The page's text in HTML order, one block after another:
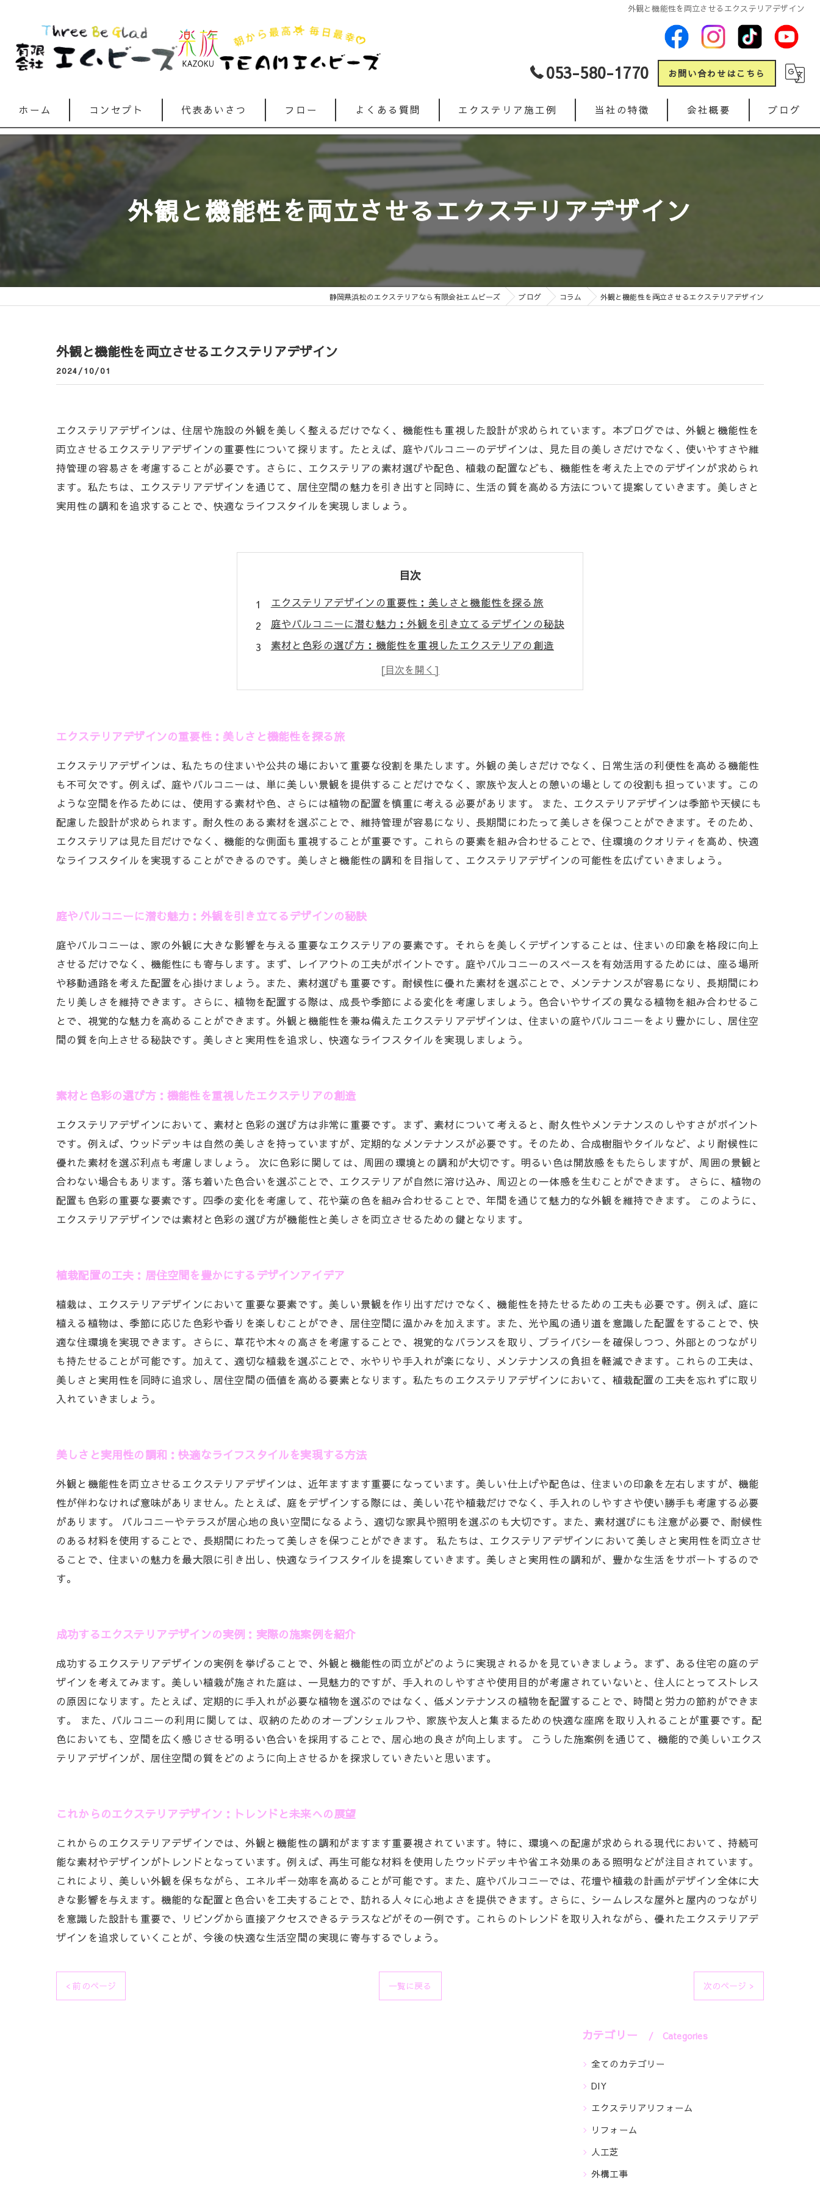
外観と機能性を両立させるエクステリアデザイン
053-580-1770 お問い合わせはこちら
ホーム コンセプト 代表あいさつ フロー よくある質問 エクステリア施工例 当社の特徴
ガレージ
人工芝
インターロッキング
会社概要 ブログ
外観と機能性を両立させるエクステリアデザイン
静岡県浜松のエクステリアなら有限会社エムビーズ ブログ コラム 外観と機能性を両立させるエクステリアデザイン
外観と機能性を両立させるエクステリアデザイン
2024/10/01
エクステリアデザインは、住居や施設の外観を美しく整えるだけでなく、機能性も重視した設計が求められています。本ブログでは、外観と機能性を
両立させるエクステリアデザインの重要性について探ります。たとえば、庭やバルコニーのデザインは、見た目の美しさだけでなく、使いやすさや維
持管理の容易さを考慮することが必要です。さらに、エクステリアの素材選びや配色、植栽の配置なども、機能性を考えた上でのデザインが求められ
ます。私たちは、エクステリアデザインを通じて、居住空間の魅力を引き出すと同時に、生活の質を高める方法について提案していきます。美しさと
実用性の調和を追求することで、快適なライフスタイルを実現しましょう。
目次
エクステリアデザインの重要性：美しさと機能性を探る旅
庭やバルコニーに潜む魅力：外観を引き立てるデザインの秘訣
素材と色彩の選び方：機能性を重視したエクステリアの創造
植栽配置の工夫：居住空間を豊かにするデザインアイデア
美しさと実用性の調和：快適なライフスタイルを実現する方法
これからのエクステリアデザイン：トレンドと未来への展望
エクステリアデザインの重要性：美しさと機能性を探る旅
エクステリアデザインは、私たちの住まいや公共の場において重要な役割を果たします。外観の美しさだけでなく、日常生活の利便性を高める機能性
も不可欠です。例えば、庭やバルコニーは、単に美しい景観を提供することだけでなく、家族や友人との憩いの場としての役割も担っています。この
ような空間を作るためには、使用する素材や色、さらには植物の配置を慎重に考える必要があります。 また、エクステリアデザインは季節や天候にも
配慮した設計が求められます。耐久性のある素材を選ぶことで、維持管理が容易になり、長期間にわたって美しさを保つことができます。そのため、
エクステリアは見た目だけでなく、機能的な側面も重視することが重要です。これらの要素を組み合わせることで、住環境のクオリティを高め、快適
なライフスタイルを実現することができるのです。美しさと機能性の調和を目指して、エクステリアデザインの可能性を広げていきましょう。
庭やバルコニーに潜む魅力：外観を引き立てるデザインの秘訣
庭やバルコニーは、家の外観に大きな影響を与える重要なエクステリアの要素です。それらを美しくデザインすることは、住まいの印象を格段に向上
させるだけでなく、機能性にも寄与します。まず、レイアウトの工夫がポイントです。庭やバルコニーのスペースを有効活用するためには、座る場所
や移動通路を考えた配置を心掛けましょう。また、素材選びも重要です。耐候性に優れた素材を選ぶことで、メンテナンスが容易になり、長期間にわ
たり美しさを維持できます。さらに、植物を配置する際は、成長や季節による変化を考慮しましょう。色合いやサイズの異なる植物を組み合わせるこ
とで、視覚的な魅力を高めることができます。外観と機能性を兼ね備えたエクステリアデザインは、住まいの庭やバルコニーをより豊かにし、居住空
間の質を向上させる秘訣です。美しさと実用性を追求し、快適なライフスタイルを実現しましょう。
素材と色彩の選び方：機能性を重視したエクステリアの創造
エクステリアデザインにおいて、素材と色彩の選び方は非常に重要です。まず、素材について考えると、耐久性やメンテナンスのしやすさがポイント
です。例えば、ウッドデッキは自然の美しさを持っていますが、定期的なメンテナンスが必要です。そのため、合成樹脂やタイルなど、より耐候性に
優れた素材を選ぶ利点も考慮しましょう。 次に色彩に関しては、周囲の環境との調和が大切です。明るい色は開放感をもたらしますが、周囲の景観と
合わない場合もあります。落ち着いた色合いを選ぶことで、エクステリアが自然に溶け込み、周辺との一体感を生むことができます。 さらに、植物の
配置も色彩の重要な要素です。四季の変化を考慮して、花や葉の色を組み合わせることで、年間を通じて魅力的な外観を維持できます。 このように、
エクステリアデザインでは素材と色彩の選び方が機能性と美しさを両立させるための鍵となります。
植栽配置の工夫：居住空間を豊かにするデザインアイデア
植栽は、エクステリアデザインにおいて重要な要素です。美しい景観を作り出すだけでなく、機能性を持たせるための工夫も必要です。例えば、庭に
植える植物は、季節に応じた色彩や香りを楽しむことができ、居住空間に温かみを加えます。また、光や風の通り道を意識した配置をすることで、快
適な住環境を実現できます。さらに、草花や木々の高さを考慮することで、視覚的なバランスを取り、プライバシーを確保しつつ、外部とのつながり
も持たせることが可能です。加えて、適切な植栽を選ぶことで、水やりや手入れが楽になり、メンテナンスの負担を軽減できます。これらの工夫は、
美しさと実用性を同時に追求し、居住空間の価値を高める要素となります。私たちのエクステリアデザインにおいて、植栽配置の工夫を忘れずに取り
入れていきましょう。
美しさと実用性の調和：快適なライフスタイルを実現する方法
外観と機能性を両立させるエクステリアデザインは、近年ますます重要になっています。美しい仕上げや配色は、住まいの印象を左右しますが、機能
性が伴わなければ意味がありません。たとえば、庭をデザインする際には、美しい花や植栽だけでなく、手入れのしやすさや使い勝手も考慮する必要
があります。 バルコニーやテラスが居心地の良い空間になるよう、適切な家具や照明を選ぶのも大切です。また、素材選びにも注意が必要で、耐候性
のある材料を使用することで、長期間にわたって美しさを保つことができます。 私たちは、エクステリアデザインにおいて美しさと実用性を両立させ
ることで、住まいの魅力を最大限に引き出し、快適なライフスタイルを提案していきます。美しさと実用性の調和が、豊かな生活をサポートするので
す。
成功するエクステリアデザインの実例：実際の施案例を紹介
成功するエクステリアデザインの実例を挙げることで、外観と機能性の両立がどのように実現されるかを見ていきましょう。まず、ある住宅の庭のデ
ザインを考えてみます。美しい植栽が施された庭は、一見魅力的ですが、手入れのしやすさや使用目的が考慮されていないと、住人にとってストレス
の原因になります。たとえば、定期的に手入れが必要な植物を選ぶのではなく、低メンテナンスの植物を配置することで、時間と労力の節約ができま
す。 また、バルコニーの利用に関しては、収納のためのオープンシェルフや、家族や友人と集まるための快適な座席を取り入れることが重要です。配
色においても、空間を広く感じさせる明るい色合いを採用することで、居心地の良さが向上します。 こうした施案例を通じて、機能的で美しいエクス
テリアデザインが、居住空間の質をどのように向上させるかを探求していきたいと思います。
これからのエクステリアデザイン：トレンドと未来への展望
これからのエクステリアデザインでは、外観と機能性の調和がますます重要視されています。特に、環境への配慮が求められる現代において、持続可
能な素材やデザインがトレンドとなっています。例えば、再生可能な材料を使用したウッドデッキや省エネ効果のある照明などが注目されています。
これにより、美しい外観を保ちながら、エネルギー効率を高めることが可能です。また、庭やバルコニーでは、花壇や植栽の計画がデザイン全体に大
きな影響を与えます。機能的な配置と色合いを工夫することで、訪れる人々に心地よさを提供できます。さらに、シームレスな屋外と屋内のつながり
を意識した設計も重要で、リビングから直接アクセスできるテラスなどがその一例です。これらのトレンドを取り入れながら、優れたエクステリアデ
ザインを追求していくことが、今後の快適な生活空間の実現に寄与するでしょう。
< 前のページ 一覧に戻る 次のページ >
カテゴリー Categories
全てのカテゴリー
DIY
エクステリアリフォーム
リフォーム
人工芝
外構工事